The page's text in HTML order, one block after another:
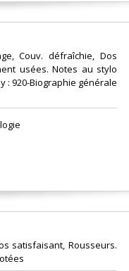
Couv. défraîchie, Dos
usées. Notes au stylo
: 920-Biographie générale
satisfaisant, Rousseurs.